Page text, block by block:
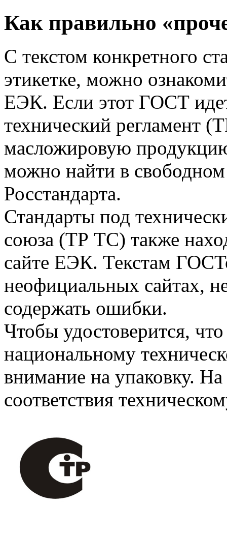
Как правильно
С текстом конкретного
этикетке, можно
ЕЭК. Если этот ГОСТ
технический регламент
масложировую
можно найти в свободном
Росстандарта.
Стандарты под
союза (ТР ТС) также
сайте ЕЭК. Текстам
неофициальных сайтах,
содержать ошибки.
Чтобы удостоверится,
национальному
внимание на упаковку.
соответствия